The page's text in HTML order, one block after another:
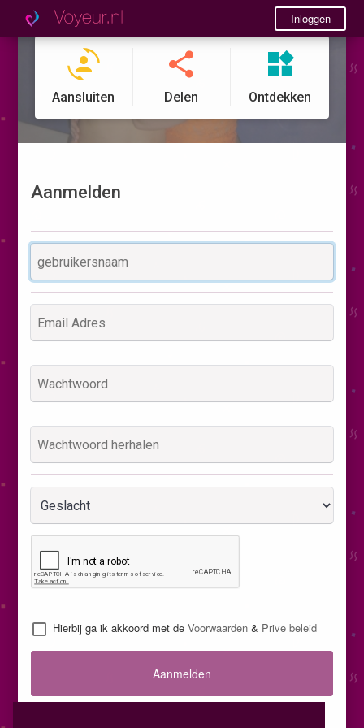
Inloggen
Aansluiten Delen Ontdekken
Aanmelden
Hierbij ga ik akkoord met deVoorwaarden & Prive beleid
Aanmelden